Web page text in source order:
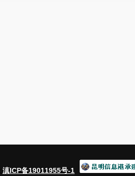
滇ICP备19011955号-1